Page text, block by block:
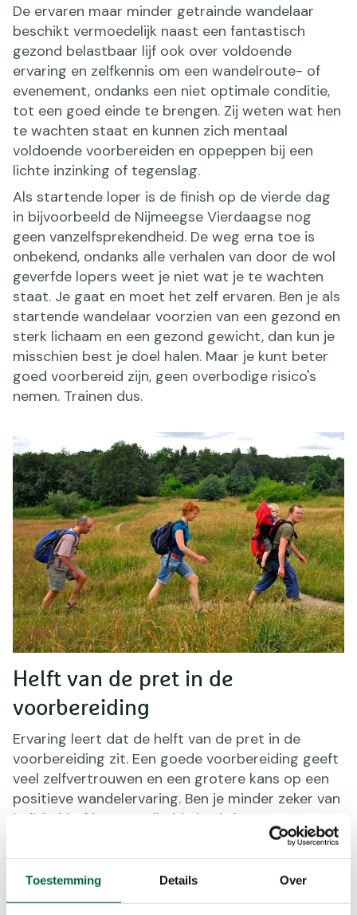
Toestemming Details Over
De ervaren maar minder getrainde wandelaar
beschikt vermoedelijk naast een fantastisch
gezond belastbaar lijf ook over voldoende
ervaring en zelfkennis om een wandelroute- of
evenement, ondanks een niet optimale conditie,
tot een goed einde te brengen. Zij weten wat hen
te wachten staat en kunnen zich mentaal
voldoende voorbereiden en oppeppen bij een
lichte inzinking of tegenslag.
Als startende loper is de finish op de vierde dag
in bijvoorbeeld de Nijmeegse Vierdaagse nog
geen vanzelfsprekendheid. De weg erna toe is
onbekend, ondanks alle verhalen van door de wol
geverfde lopers weet je niet wat je te wachten
staat. Je gaat en moet het zelf ervaren. Ben je als
startende wandelaar voorzien van een gezond en
sterk lichaam en een gezond gewicht, dan kun je
misschien best je doel halen. Maar je kunt beter
goed voorbereid zijn, geen overbodige risico's
nemen. Trainen dus.
Helft van de pret in de
voorbereiding
Ervaring leert dat de helft van de pret in de
voorbereiding zit. Een goede voorbereiding geeft
veel zelfvertrouwen en een grotere kans op een
positieve wandelervaring. Ben je minder zeker van
je fitheid of je gezondheid, dan is het een must
om geleidelijk steeds meer te trainen en zo je
energiecapaciteiten te vergroten. Ter illustratie
een vergelijking met studeren: iemand met een
geweldige kennisvoorsprong en een goed stel